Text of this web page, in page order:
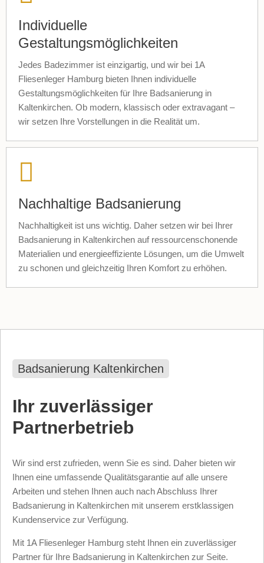
Individuelle
Gestaltungsmöglichkeiten
Jedes Badezimmer ist einzigartig, und wir bei 1A
Fliesenleger Hamburg bieten Ihnen individuelle
Gestaltungsmöglichkeiten für Ihre Badsanierung in
Kaltenkirchen. Ob modern, klassisch oder extravagant –
wir setzen Ihre Vorstellungen in die Realität um.
Nachhaltige Badsanierung
Nachhaltigkeit ist uns wichtig. Daher setzen wir bei Ihrer
Badsanierung in Kaltenkirchen auf ressourcenschonende
Materialien und energieeffiziente Lösungen, um die Umwelt
zu schonen und gleichzeitig Ihren Komfort zu erhöhen.
Badsanierung Kaltenkirchen
Ihr zuverlässiger
Partnerbetrieb
Wir sind erst zufrieden, wenn Sie es sind. Daher bieten wir
Ihnen eine umfassende Qualitätsgarantie auf alle unsere
Arbeiten und stehen Ihnen auch nach Abschluss Ihrer
Badsanierung in Kaltenkirchen mit unserem erstklassigen
Kundenservice zur Verfügung.
Mit 1A Fliesenleger Hamburg steht Ihnen ein zuverlässiger
Partner für Ihre Badsanierung in Kaltenkirchen zur Seite.